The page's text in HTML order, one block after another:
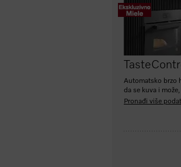
Automatsko brzo
da se kuva i
Pronađi više